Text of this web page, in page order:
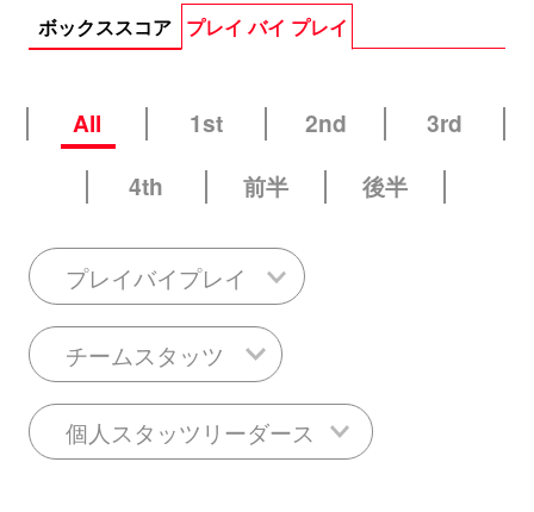
ボックススコア プレイ バイ プレイ
All 1st 2nd
3rd
4th
前半 後半
プレイバイプレイ
チームスタッツ
個人スタッツリーダース